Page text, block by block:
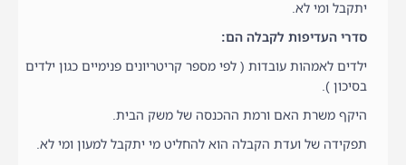
יתקבל ומי לא.
סדרי העדיפות לקבלה הם:
ילדים לאמהות עובדות ( לפי מספר קריטריונים פנימיים כגון ילדים
בסיכון ).
היקף משרת האם ורמת ההכנסה של משק הבית.
תפקידה של ועדת הקבלה הוא להחליט מי יתקבל למעון ומי לא.